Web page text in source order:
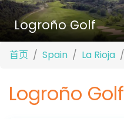
Logroño Golf
首页 Spain La Rioja
Logroño Golf